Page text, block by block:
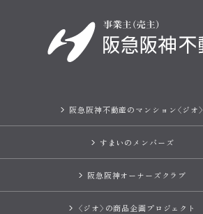
阪急阪神不動産のマンション〈ジオ〉
すまいのメンバーズ
阪急阪神オーナーズクラブ
〈ジオ〉の商品企画プロジェクト